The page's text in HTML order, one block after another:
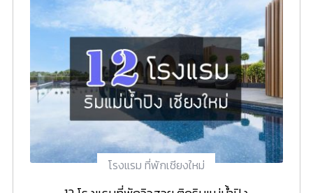
โรงแรม ที่พักเชียงใหม่